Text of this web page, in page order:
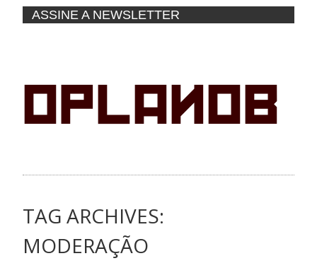
ASSINE A NEWSLETTER
TAG ARCHIVES:
MODERAÇÃO